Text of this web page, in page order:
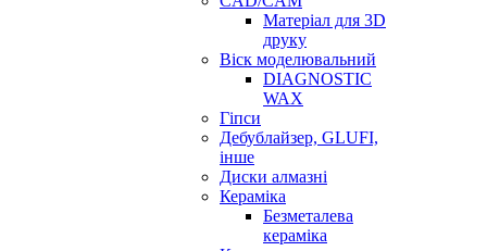
Матеріал для 3D
друку
Віск моделювальний
DIAGNOSTIC
WAX
Гіпси
Дебублайзер, GLUFI,
інше
Диски алмазні
Кераміка
Безметалева
кераміка